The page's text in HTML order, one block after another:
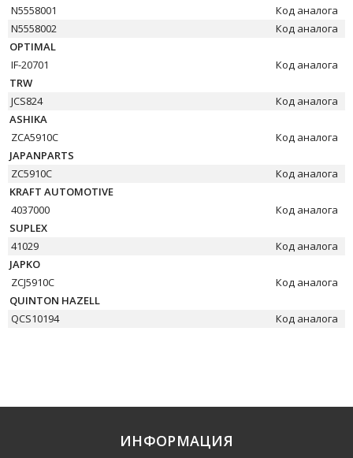
N5558001
Код аналога
N5558002
Код аналога
OPTIMAL
IF-20701
Код аналога
TRW
JCS824
Код аналога
ASHIKA
ZCA5910C
Код аналога
JAPANPARTS
ZC5910C
Код аналога
KRAFT AUTOMOTIVE
4037000
Код аналога
SUPLEX
41029
Код аналога
JAPKO
ZCJ5910C
Код аналога
QUINTON HAZELL
QCS10194
Код аналога
ИНФОРМАЦИЯ